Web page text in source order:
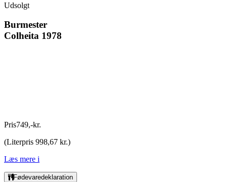
Udsolgt
Burmester
Colheita 1978
Pris749,-kr.
(Literpris 998,67 kr.)
Læs mere i
Fødevaredeklaration